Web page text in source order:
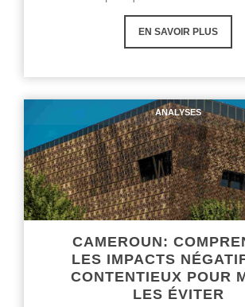
EN SAVOIR PLUS
ANALYSES
CAMEROUN:
LES IMPACTS
CONTENTIEUX POUR
LES ÉVITER